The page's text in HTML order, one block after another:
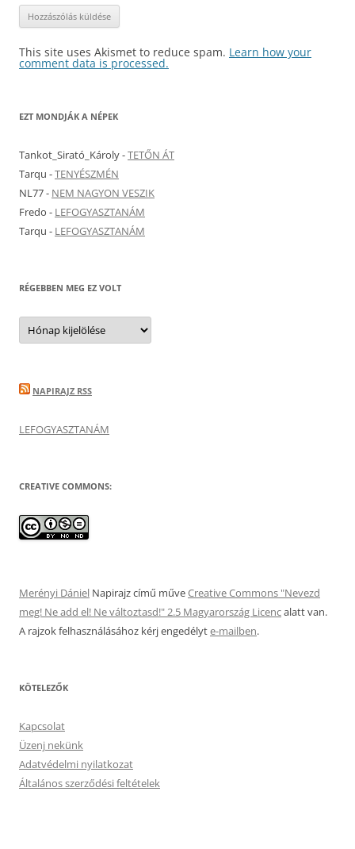
This site uses Akismet to reduce spam. Learn how your
comment data is processed.
EZT MONDJÁK A NÉPEK
Tankot_Sirató_Károly-TETŐN ÁT
Tarqu -TENYÉSZMÉN
NL77- NEM NAGYON VESZIK
Fredo - LEFOGYASZTANÁM
Tarqu - LEFOGYASZTANÁM
RÉGEBBEN MEG EZ VOLT
Régebben
meg
ez
NAPIRAJZ RSS
LEFOGYASZTANÁM
CREATIVE COMMONS:
Merényi Dániel Napirajzcímű műveCreative Commons "Nevezd
meg! Ne add el! Ne változtasd!" 2.5 Magyarország Licencalatt van.
A rajzok felhasználásához kérj engedélyte-mailben.
KÖTELEZŐK
Kapcsolat
Üzenj nekünk
Adatvédelmi nyilatkozat
Általános szerződési feltételek